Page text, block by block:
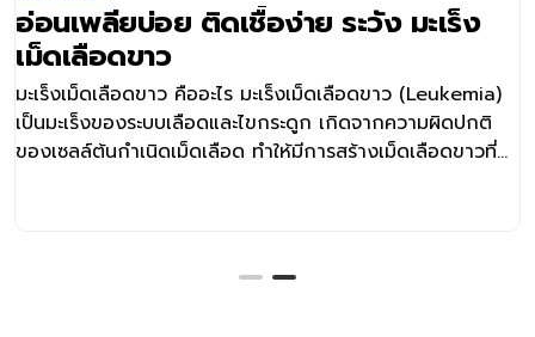
อ่อนเพลียบ่อย ติดเชื้อง่าย ระวัง มะเร็ง
เม็ดเลือดขาว
มะเร็งเม็ดเลือดขาว คืออะไร มะเร็งเม็ดเลือดขาว (Leukemia)
เป็นมะเร็งของระบบเลือดและไขกระดูก เกิดจากความผิดปกติ
ของเซลล์ต้นกำเนิดเม็ดเลือด ทำให้มีการสร้างเม็ดเลือดขาวที่